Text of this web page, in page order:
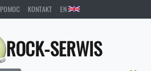
POMOC KONTAKT EN
ROCK-SERWIS